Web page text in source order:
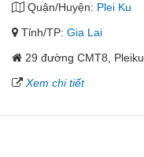
Quận/Huyện: Plei Ku
Tỉnh/TP: Gia Lai
29 đường CMT8, Pleiku
Xem chi tiết